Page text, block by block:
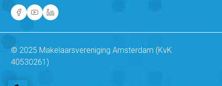
© 2025 Makelaarsvereniging Amsterdam (KvK
40530261)